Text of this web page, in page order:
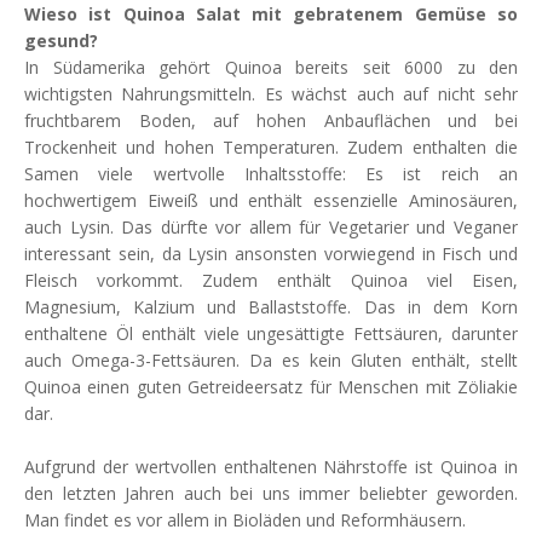
Wieso ist Quinoa Salat mit gebratenem Gemüse so
gesund?
In Südamerika gehört Quinoa bereits seit 6000 zu den
wichtigsten Nahrungsmitteln. Es wächst auch auf nicht sehr
fruchtbarem Boden, auf hohen Anbauflächen und bei
Trockenheit und hohen Temperaturen. Zudem enthalten die
Samen viele wertvolle Inhaltsstoffe: Es ist reich an
hochwertigem Eiweiß und enthält essenzielle Aminosäuren,
auch Lysin. Das dürfte vor allem für Vegetarier und Veganer
interessant sein, da Lysin ansonsten vorwiegend in Fisch und
Fleisch vorkommt. Zudem enthält Quinoa viel Eisen,
Magnesium, Kalzium und Ballaststoffe. Das in dem Korn
enthaltene Öl enthält viele ungesättigte Fettsäuren, darunter
auch Omega-3-Fettsäuren. Da es kein Gluten enthält, stellt
Quinoa einen guten Getreideersatz für Menschen mit Zöliakie
dar.
Aufgrund der wertvollen enthaltenen Nährstoffe ist Quinoa in
den letzten Jahren auch bei uns immer beliebter geworden.
Man findet es vor allem in Bioläden und Reformhäusern.